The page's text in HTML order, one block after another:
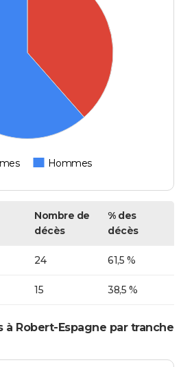
Hommes
Nombre de
décès
% des
décès
24 61,5 %
15 38,5 %
à Robert-Espagne par tranche